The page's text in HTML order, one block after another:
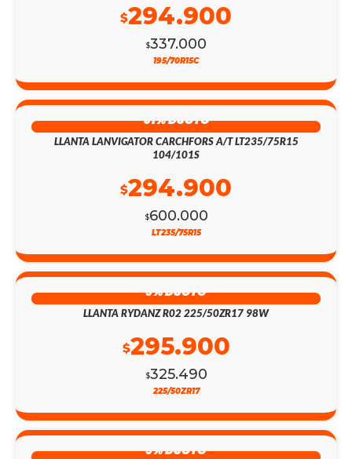
$337.000
$294.900
195/70R15C
51% DSCTO
LLANTA LANVIGATOR CARCHFORS A/T LT235/75R15
104/101S
$600.000
$294.900
LT235/75R15
9% DSCTO
LLANTA RYDANZ R02 225/50ZR17 98W
$325.490
$295.900
225/50ZR17
9% DSCTO